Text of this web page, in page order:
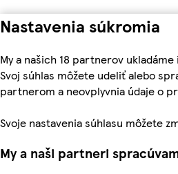
Nastavenia súkromia
My a našich 18 partnerov
Svoj súhlas môžete udeliť alebo
partnerom a neovplyvnia údaje o
Svoje nastavenia súhlasu môžete
My a naši partneri